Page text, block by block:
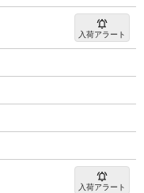
入荷アラート
入荷アラート